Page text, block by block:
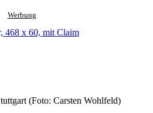
Werbung